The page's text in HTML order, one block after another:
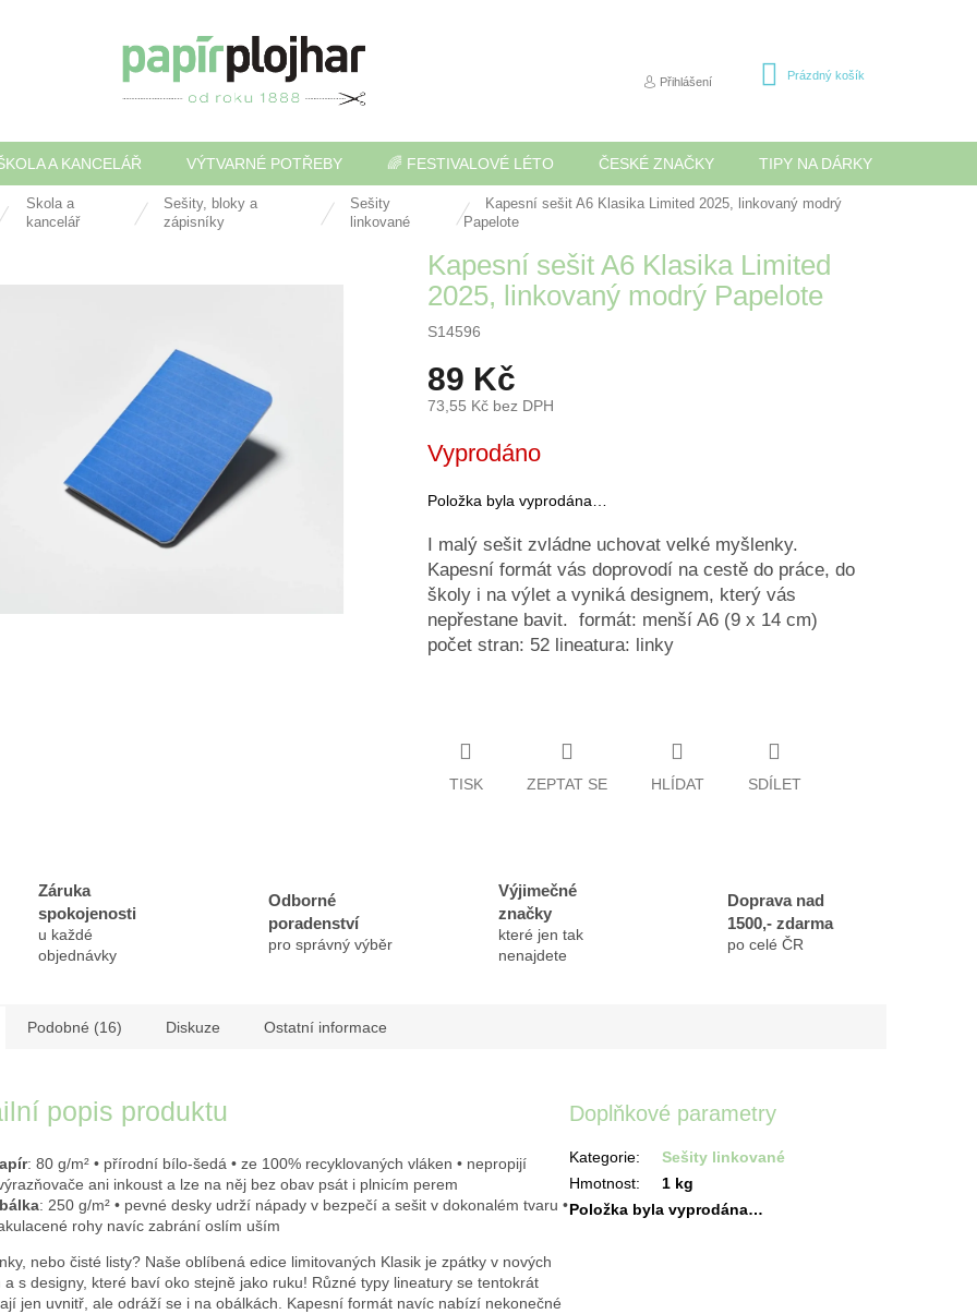
Přihlášení
NÁKUPNÍ
Prázdný košík
A KANCELÁŘ VÝTVARNÉ POTŘEBY 🌈 FESTIVALOVÉ LÉTO ČESKÉ ZNAČKY TIPY NA DÁRKY
Škola a
kancelář
Sešity, bloky a
zápisníky
Sešity
linkované
Kapesní sešit A6 Klasika Limited 2025, linkovaný modrý
Papelote
Kapesní sešit A6 Klasika Limited
2025, linkovaný modrý Papelote
S14596
89 Kč
73,55 Kč bez DPH
cena:
Vyprodáno
Položka byla vyprodána…
I malý sešit zvládne uchovat velké myšlenky.
Kapesní formát vás doprovodí na cestě do práce, do
školy i na výlet a vyniká designem, který vás
nepřestane bavit. formát: menší A6 (9 x 14 cm)
počet stran: 52 lineatura: linky
TISK ZEPTAT SE HLÍDAT SDÍLET
Záruka
spokojenosti
u každé
objednávky
Odborné
poradenství
pro správný výběr
Výjimečné
značky
které jen tak
nenajdete
Doprava nad
1500,- zdarma
po celé ČR
Podobné (16) Diskuze Ostatní informace
popis produktu
: 80 g/m² • přírodní bílo-šedá • ze 100% recyklovaných vláken • nepropijí
ani inkoust a lze na něj bez obav psát i plnicím perem
: 250 g/m² • pevné desky udrží nápady v bezpečí a sešit v dokonalém tvaru •
rohy navíc zabrání oslím uším
nebo čisté listy? Naše oblíbená edice limitovaných Klasik je zpátky v nových
a s designy, které baví oko stejně jako ruku! Různé typy lineatury se tentokrát
jen uvnitř, ale odráží se i na obálkách. Kapesní formát navíc nabízí nekonečné
Doplňkové parametry
Kategorie:
Sešity linkované
Hmotnost:
1 kg
Položka byla vyprodána…